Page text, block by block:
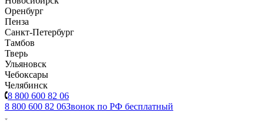
Оренбург
Пенза
Санкт-Петербург
Тамбов
Тверь
Ульяновск
Чебоксары
Челябинск
8 800 600 82 06
8 800 600 82 06Звонок по РФ бесплатный